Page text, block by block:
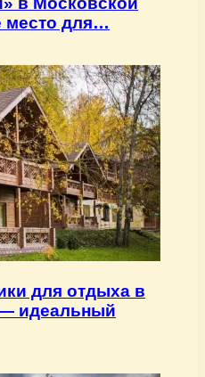
место для…
для отдыха в
идеальный